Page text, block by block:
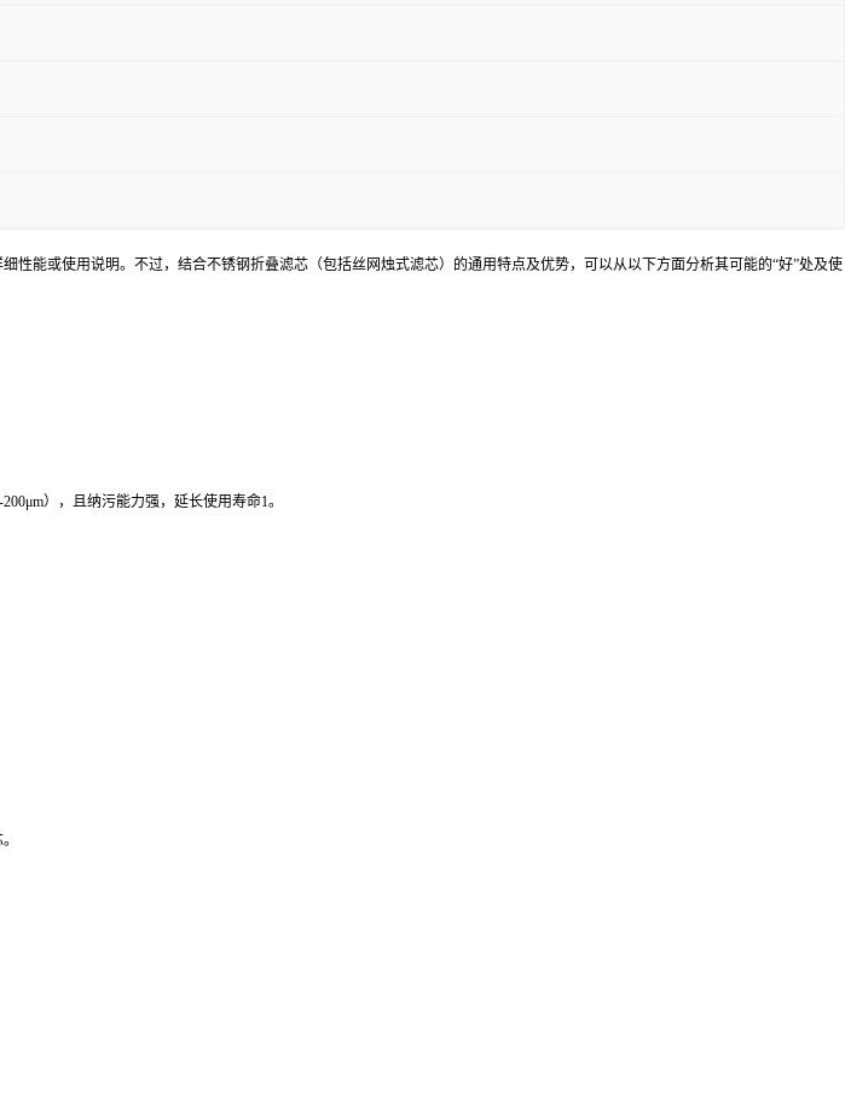
性能或使用说明。不过，结合不锈钢折叠滤芯（包括丝网烛式滤芯）的通用特点及优势，可以从以下方面分析其可能的“好”处及使
），且纳污能力强，延长使用寿命1。